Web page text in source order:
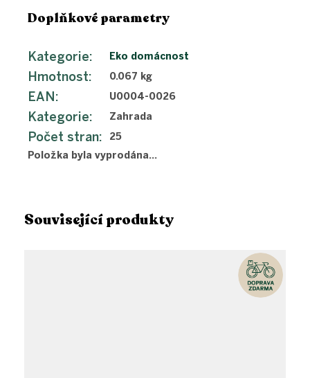
Související produkty
Doplňkové parametry
Kategorie: Eko domácnost
Hmotnost: 0.067 kg
EAN: U0004-0026
Kategorie: Zahrada
Počet stran:
25
Položka byla vyprodána…